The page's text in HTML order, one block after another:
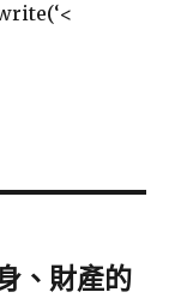
、財產的